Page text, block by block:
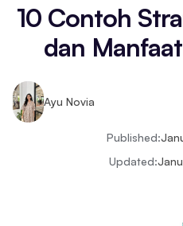
10 Contoh
dan
Ayu Novia
Published:
Updated: